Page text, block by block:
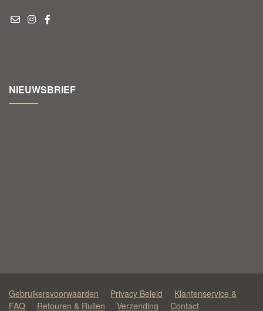
NIEUWSBRIEF
Gebruikersvoorwaarden Privacy Beleid
Klantenservice &
FAQ
Retouren & Ruilen Verzending Contact